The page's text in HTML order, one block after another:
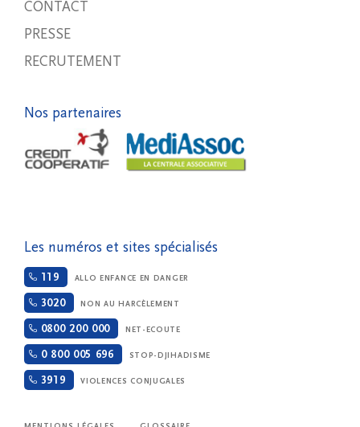
CONTACT
PRESSE
RECRUTEMENT
Nos partenaires
Les numéros et sites spécialisés
119 ALLO ENFANCE EN DANGER
3020 NON AU HARCÈLEMENT
0800 200 000 NET-ECOUTE
0 800 005 696 STOP-DJIHADISME
3919 VIOLENCES CONJUGALES